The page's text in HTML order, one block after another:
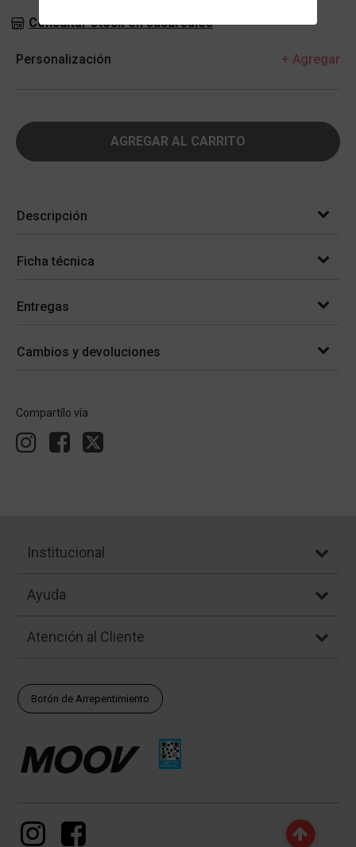
Consultar stock en sucursales
Personalización + Agregar
AGREGAR AL CARRITO
Descripción
Ficha técnica
Entregas
Cambios y devoluciones
Compartílo vía
Institucional
Ayuda
Atención al Cliente
Botón de Arrepentimiento